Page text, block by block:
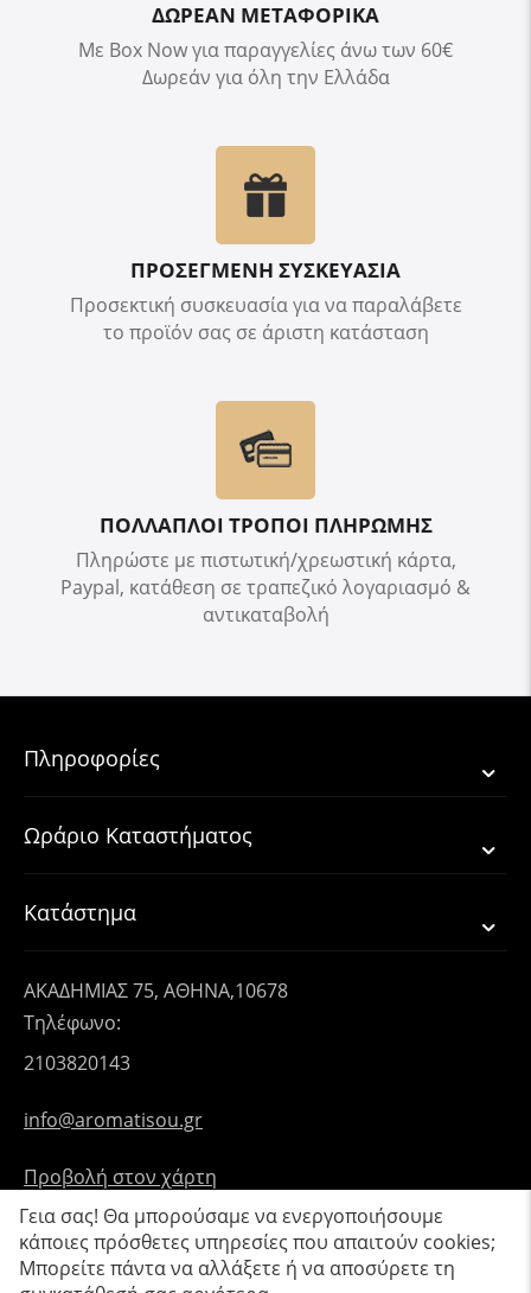
ΔΩΡΕΑΝ ΜΕΤΑΦΟΡΙΚΑ
Με Box Now για παραγγελίες άνω των 60€
Δωρεάν για όλη την Ελλάδα
ΠΡΟΣΕΓΜΕΝΗ ΣΥΣΚΕΥΑΣΙΑ
Προσεκτική συσκευασία για να παραλάβετε
το προϊόν σας σε άριστη κατάσταση
ΠΟΛΛΑΠΛΟΙ ΤΡΟΠΟΙ ΠΛΗΡΩΜΗΣ
Πληρώστε με πιστωτική/χρεωστική κάρτα,
Paypal, κατάθεση σε τραπεζικό λογαριασμό &
αντικαταβολή
Πληροφορίες
Ωράριο Καταστήματος
Κατάστημα
ΑΚΑΔΗΜΙΑΣ 75, ΑΘΗΝΑ,10678
Τηλέφωνο:
2103820143
info@aromatisou.gr
Προβολή στον χάρτη
Γεια σας! Θα μπορούσαμε να ενεργοποιήσουμε
κάποιες πρόσθετες υπηρεσίες που απαιτούν cookies;
Μπορείτε πάντα να αλλάξετε ή να αποσύρετε τη